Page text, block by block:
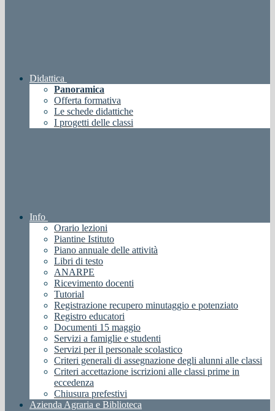
Didattica
Panoramica
Offerta formativa
Le schede didattiche
I progetti delle classi
Info
Orario lezioni
Piantine Istituto
Piano annuale delle attività
Libri di testo
ANARPE
Ricevimento docenti
Tutorial
Registrazione recupero minutaggio e potenziato
Registro educatori
Documenti 15 maggio
Servizi a famiglie e studenti
Servizi per il personale scolastico
Criteri generali di assegnazione degli alunni alle classi
Criteri accettazione iscrizioni alle classi prime in
eccedenza
Chiusura prefestivi
Azienda Agraria e Biblioteca